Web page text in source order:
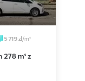
5 719zł/m2